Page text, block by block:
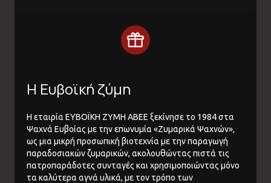
Η Ευβοϊκή ζύμη
Η εταιρία ΕΥΒΟΪΚΗ ΖΥΜΗ ΑΒΕΕ ξεκίνησε το 1984 στα
Ψαχνά Ευβοίας με την επωνυμία «Ζυμαρικά Ψαχνών»,
ως μια μικρή προσωπική βιοτεχνία με την παραγωγή
παραδοσιακών ζυμαρικών, ακολουθώντας πιστά τις
πατροπαράδοτες συνταγές και χρησιμοποιώντας μόνο
τα καλύτερα αγνά υλικά, με τον τρόπο των